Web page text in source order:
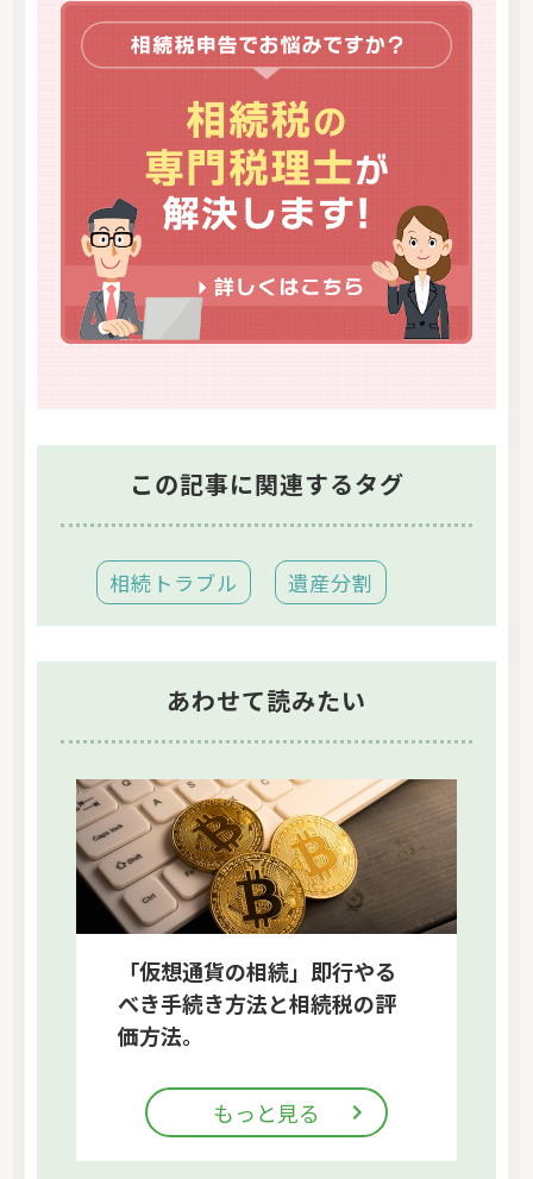
この記事に関連するタグ
相続トラブル 遺産分割
あわせて読みたい
「仮想通貨の相続」即行やる
べき手続き方法と相続税の評
価方法。
もっと見る